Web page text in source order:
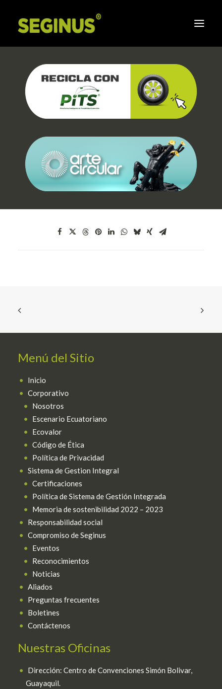
Inicio
Corporativo
Sistema de Gestion Integral
Compromiso de Seginus
Aliados
Preguntas frecuentes
Menú del Sitio
Inicio
Corporativo
Nosotros
Escenario Ecuatoriano
Ecovalor
Código de Ética
Política de Privacidad
Sistema de Gestion Integral
Certificaciones
Política de Sistema de Gestión Integrada
Memoria de sostenibilidad 2022 – 2023
Responsabilidad social
Compromiso de Seginus
Eventos
Reconocimientos
Noticias
Aliados
Preguntas frecuentes
Boletines
Contáctenos
Nuestras Oficinas
Dirección: Centro de Convenciones Simón Bolivar,
Guayaquil.